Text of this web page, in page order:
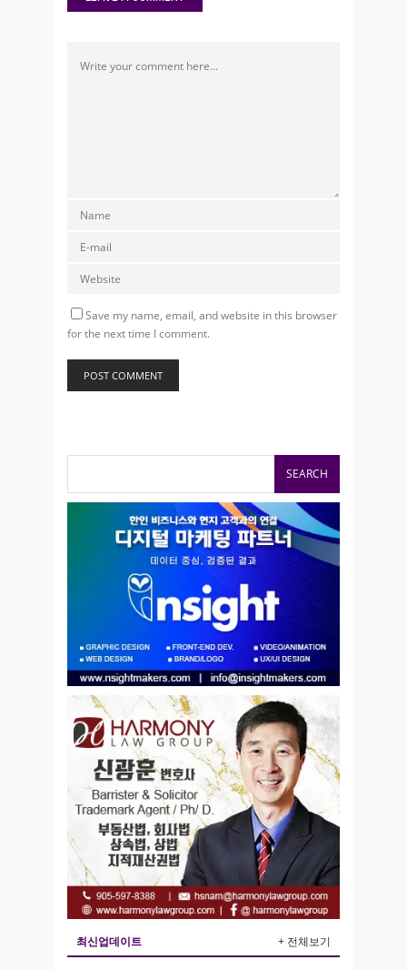
Save my name, email, and website in this browser
for the next time I comment.
최신업데이트 + 전체보기